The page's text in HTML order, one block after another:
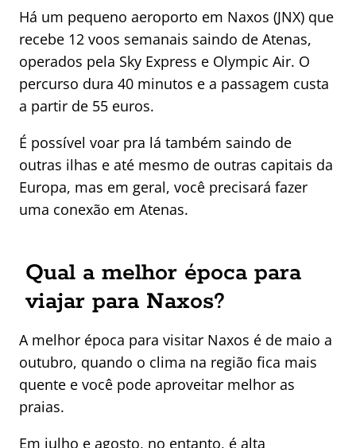
Há um pequeno aeroporto em Naxos (JNX) que
recebe 12 voos semanais saindo de Atenas,
operados pela Sky Express e Olympic Air. O
percurso dura 40 minutos e a passagem custa
a partir de 55 euros.
É possível voar pra lá também saindo de
outras ilhas e até mesmo de outras capitais da
Europa, mas em geral, você precisará fazer
uma conexão em Atenas.
Qual a melhor época para
viajar para Naxos?
A melhor época para visitar Naxos é de maio a
outubro, quando o clima na região fica mais
quente e você pode aproveitar melhor as
praias.
Em julho e agosto, no entanto, é alta